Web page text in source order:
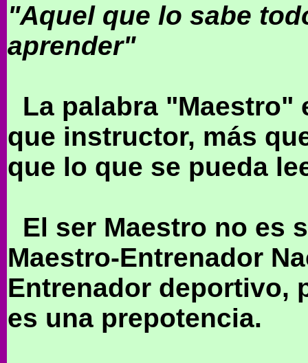
"Aquel que lo sabe
aprender"
La palabra "Maestro"
que instructor, más
que lo que se pueda
El ser Maestro no es
Maestro-Entrenador
Entrenador deportivo,
es una prepotencia.